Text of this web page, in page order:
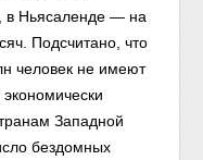
в Ньясаленде — на
Подсчитано, что
человек не имеют
Западной
бездомных